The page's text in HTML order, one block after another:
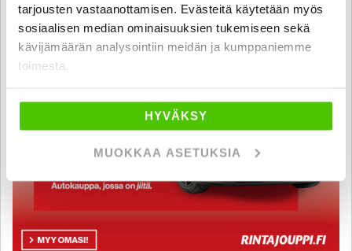
tarjousten vastaanottamisen. Evästeitä käytetään myös
sosiaalisen median ominaisuuksien tukemiseen sekä
kävijämäärän analysointiin meidän ja kumppaniemme
toimesta.
HYVÄKSY
MUOKKAA ASETUKSIA